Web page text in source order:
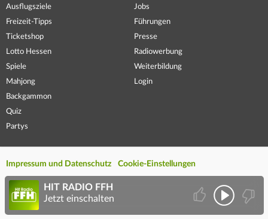
Ausflugsziele
Freizeit-Tipps
Ticketshop
Lotto Hessen
Spiele
Mahjong
Backgammon
Quiz
Partys
Jobs
Führungen
Presse
Radiowerbung
Weiterbildung
Login
Impressum und Datenschutz Cookie-Einstellungen
HIT RADIO FFH
Jetzt einschalten